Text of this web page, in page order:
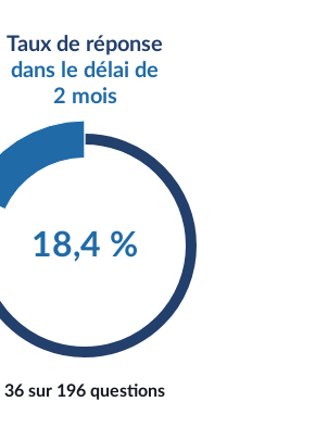
Taux de réponse
dans le délai de
2 mois
18,4 %
36 sur 196 questions